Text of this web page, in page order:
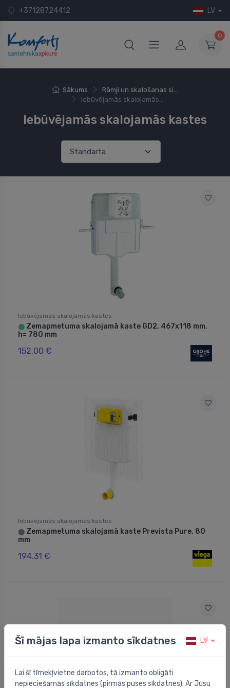
+37128724412 LV
0
Sākums
Rāmji un skalošanas si...
Iebūvējamās skalojamās...
Iebūvējamās skalojamās kastes
Iebūvējamās skalojamās kastes
⬤ Zemapmetuma skalojamā kaste GD2, 467x118 mm,
h= 780 mm
152.00 €
Iebūvējamās skalojamās kastes
⬤ Zemapmetuma skalojamā kaste Prevista Pure, 80
mm
194.31 €
Šī mājas lapa izmanto sīkdatnes LV
Lai šī tīmekļvietne darbotos, tā izmanto obligāti
nepieciešamās sīkdatnes (pirmās puses sīkdatnes). Ar Jūsu